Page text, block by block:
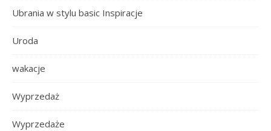
Ubrania w stylu basic Inspiracje
Uroda
wakacje
Wyprzedaż
Wyprzedaże